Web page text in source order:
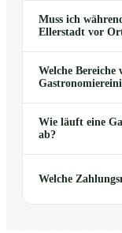
Muss ich
Ellerstadt vor
Welche Bereiche
Wie läuft eine
ab?
Welche